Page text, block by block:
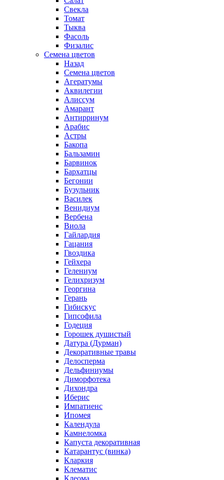
Свекла
Томат
Тыква
Фасоль
Физалис
Семена цветов
Назад
Семена цветов
Агератумы
Аквилегии
Алиссум
Амарант
Антирринум
Арабис
Астры
Бакопа
Бальзамин
Барвинок
Бархатцы
Бегонии
Бузульник
Василек
Венидиум
Вербена
Виола
Гайлардия
Гацания
Гвоздика
Гейхера
Гелениум
Гелихризум
Георгина
Герань
Гибискус
Гипсофила
Годеция
Горошек душистый
Датура (Дурман)
Декоративные травы
Делосперма
Дельфиниумы
Диморфотека
Дихондра
Иберис
Импатиенс
Ипомея
Календула
Камнеломка
Капуста декоративная
Катарантус (винка)
Кларкия
Клематис
Клеома